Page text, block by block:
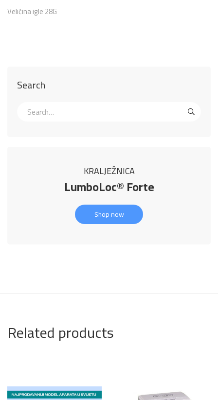
Search
KRALJEŽNICA
LumboLoc® Forte
Shop now
Veličina igle 28G
Related products